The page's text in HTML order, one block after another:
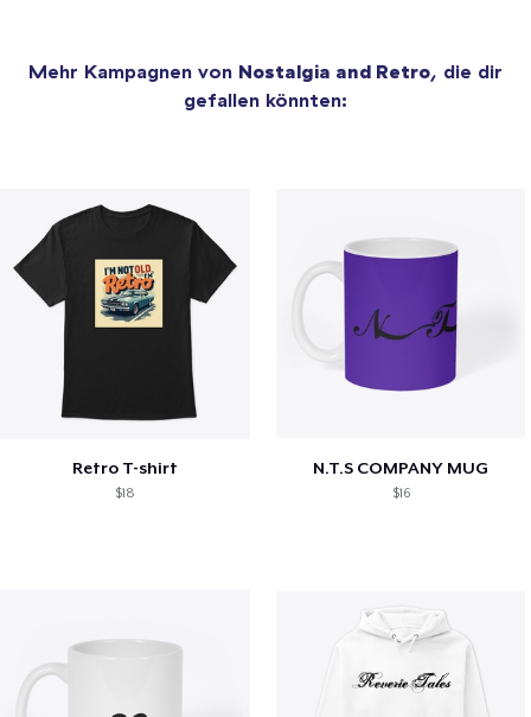
Mehr Kampagnen von Nostalgia and Retro, die dir
gefallen könnten:
Retro T-shirt
$18
N.T.S COMPANY MUG
$16